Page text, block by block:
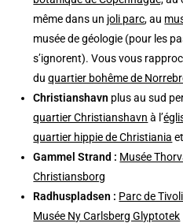
même dans un joli parc, au
musée de géologie (pour les
s’ignorent). Vous vous
duquartier bohême de
Christianshavn plus au sud
quartier Christianshavn à l’
quartier hippie de Christiania
Gammel Strand : Musée
Christiansborg
Radhuspladsen : Parc de Tivoli
Musée Ny Carlsberg Glyptotek